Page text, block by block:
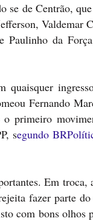
se de Centrão,
Valdemar
da
quaisquer
Fernando
o primeiro
segundo
Em troca,
fazer parte
com bons olhos